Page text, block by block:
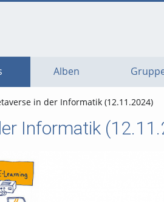
Alben
in der Informatik (12.11.2024)
Informatik